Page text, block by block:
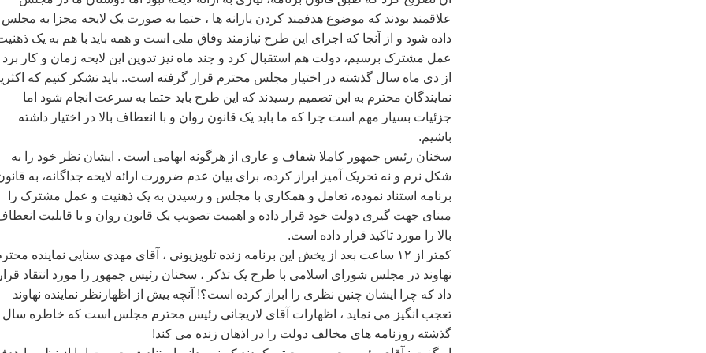
علاقمند بودند که موضوع هدفمند کردن يارانه ها ، حتما به صورت يک لايحه مجزا به مجلس
داده شود و از آنجا که اجرای اين طرح نيازمند وفاق ملی است و همه بايد با هم به يک
عمل مشترک برسيم، دولت هم استقبال کرد و چند ماه نيز تدوين اين لايحه زمان و کار برد
از دی ماه سال گذشته در اختيار مجلس محترم قرار گرفته است.. بايد تشکر کنيم که
نمايندگان محترم به اين تصميم رسيدند که اين طرح بايد حتما به سرعت انجام شود اما
جزئيات بسيار مهم است چرا که ما بايد يک قانون روان و با انعطاف بالا در اختيار داشته
باشيم.
سخنان رئيس جمهور کاملا شفاف و عاری از هرگونه ابهامی است . ايشان نظر خود را به
شکل نرم و نه تحريک آميز ابراز کرده، برای بيان عدم ضرورت ارائه لايحه جداگانه، به
برنامه استناد نموده، تعامل و همکاری با مجلس و رسيدن به يک ذهنيت و عمل مشترک را
مبنای جهت گيری دولت خود قرار داده و اهميت تصويب يک قانون روان و با قابليت
بالا را مورد تاکيد قرار داده است.
کمتر از ۱۲ ساعت بعد از پخش اين برنامه زنده تلويزيونی ، آقای مهدی سنايی نماينده
نهاوند در مجلس شورای اسلامی با طرح يک تذکر ، سخنان رئيس جمهور را مورد انتقاد قرار
داد که چرا ايشان چنين نظری را ابراز کرده است؟! آنچه بيش از اظهارنظر نماينده نهاوند
تعجب انگيز می نمايد ، اظهارات آقای لاريجانی رئيس محترم مجلس است که خاطره سال
گذشته روزنامه های مخالف دولت را در اذهان زنده می کند!